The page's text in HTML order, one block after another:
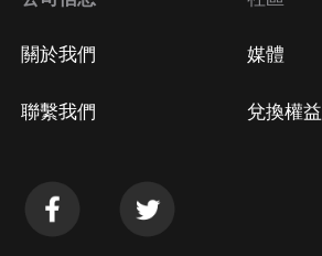
關於我們
聯繫我們
媒體
兌換權益